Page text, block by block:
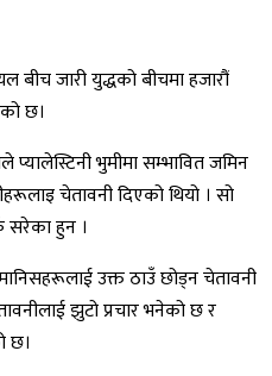
बीच जारी युद्धको बीचमा हजारौं
छ।
भुमीमा सम्भावित जमिन
चेतावनी दिएको थियो । सो
सरेका हुन ।
उक्त ठाउँ छोड्न चेतावनी
झुटो प्रचार भनेको छ र
छ।